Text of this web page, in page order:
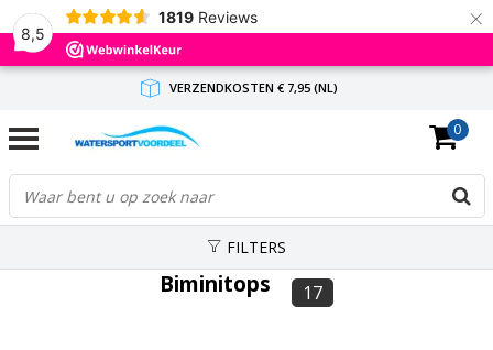
8,5
1819 Reviews ×
VERZENDKOSTEN € 7,95 (NL)
GRATIS VERZENDING(NL) VANAF € 65,-
BINNEN 1-3 WERKDAGEN ANTWOORD
0
FILTERS
Biminitops 17